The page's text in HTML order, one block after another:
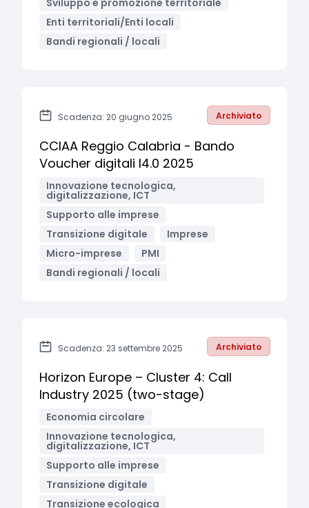
Sviluppo e promozione territoriale
Enti territoriali/Enti locali
Bandi regionali / locali
Scadenza: 20 giugno 2025 Archiviato
CCIAA Reggio Calabria - Bando
Voucher digitali I4.0 2025
Innovazione tecnologica,
digitalizzazione, ICT
Supporto alle imprese
Transizione digitale
Imprese
Micro-imprese
PMI
Bandi regionali / locali
Scadenza: 23 settembre 2025 Archiviato
Horizon Europe – Cluster 4: Call
Industry 2025 (two-stage)
Economia circolare
Innovazione tecnologica,
digitalizzazione, ICT
Supporto alle imprese
Transizione digitale
Transizione ecologica